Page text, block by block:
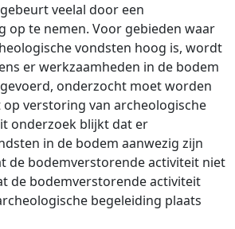
veelal door een
op te nemen. Voor gebieden waar
vondsten hoog is, wordt
er werkzaamheden in de bodem
onderzocht moet worden
verstoring van archeologische
onderzoek blijkt dat er
in de bodem aanwezig zijn
de bodemverstorende activiteit niet
de bodemverstorende activiteit
begeleiding plaats